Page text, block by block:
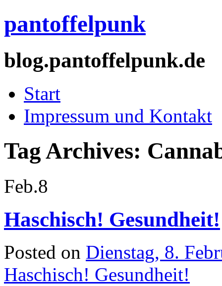
pantoffelpunk
blog.pantoffelpunk.de
Start
Impressum und Kontakt
Tag Archives:
Feb.8
Haschisch! Gesundheit!
Posted on Dienstag, 8.
Haschisch! Gesundheit!